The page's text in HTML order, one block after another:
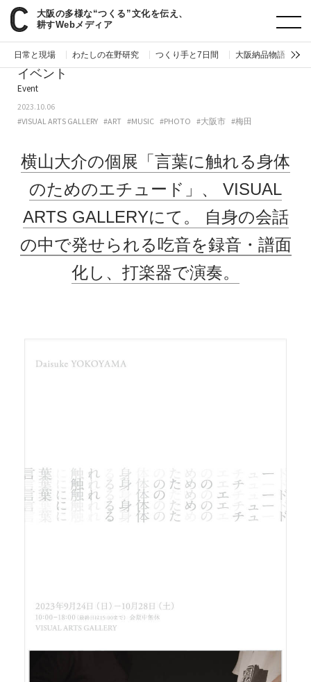
大阪の多様な“つくる”文化を伝え、
耕すWebメディア
日常と現場 わたしの在野研究 つくり手と7日間 大阪納品物語
paperC 今週のイベント
イベント
Event
2023.10.06
#VISUAL ARTS GALLERY #ART #MUSIC #PHOTO #大阪市 #梅田
横山大介の個展「言葉に触れる身体
のためのエチュード」、
VISUAL
ARTS GALLERYにて。
自身の会話
の中で発せられる吃音を録音・譜面
化し、打楽器で演奏。